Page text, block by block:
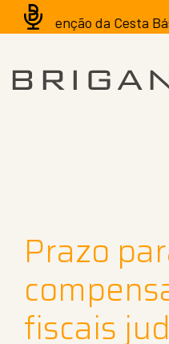
A isenção da Cesta
Prazo
fiscais